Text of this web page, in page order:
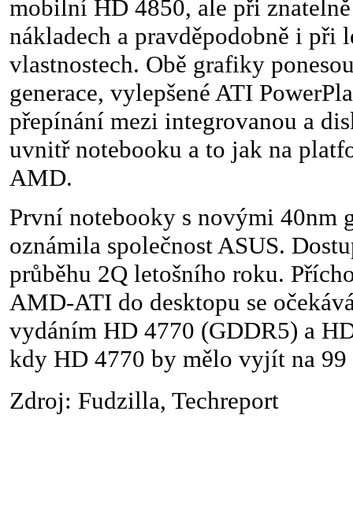
mobilní HD 4850, ale při
nákladech a pravděpodobně i při
vlastnostech. Obě grafiky
generace, vylepšené ATI
přepínání mezi integrovanou a
uvnitř notebooku a to jak na
AMD.
První notebooky s novými 40nm
oznámila společnost ASUS.
průběhu 2Q letošního roku.
AMD-ATI do desktopu se
vydáním HD 4770 (GDDR5) a
kdy HD 4770 by mělo vyjít na 99
Zdroj: Fudzilla, Techreport